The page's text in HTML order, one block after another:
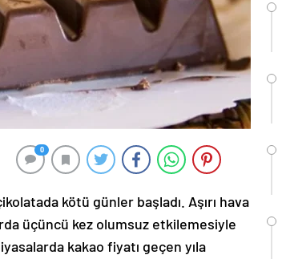
0
kötü günler başladı. Aşırı hava
üçüncü kez olumsuz etkilemesiyle
kakao fiyatı geçen yıla